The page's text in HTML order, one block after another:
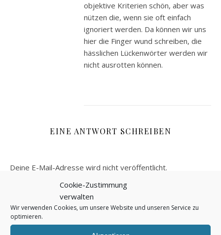
Cookie-Zustimmung
verwalten
Wir verwenden Cookies, um unsere Website und unseren Service zu
optimieren.
objektive Kriterien schön, aber was
nützen die, wenn sie oft einfach
ignoriert werden. Da können wir uns
hier die Finger wund schreiben, die
hässlichen Lückenwörter werden wir
nicht ausrotten können.
EINE ANTWORT SCHREIBEN
Deine E-Mail-Adresse wird nicht veröffentlicht.